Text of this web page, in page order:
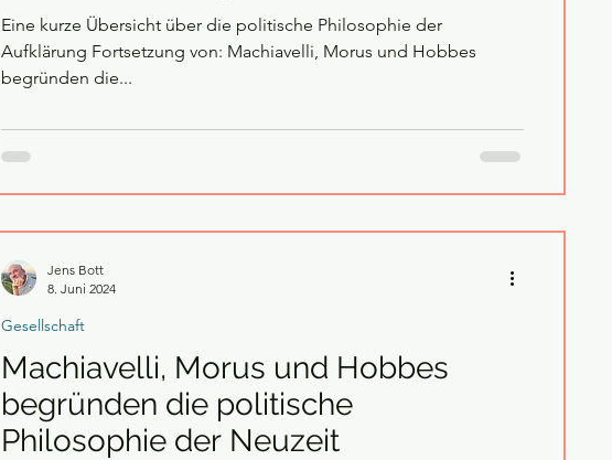
Eine kurze Übersicht über die politische Philosophie der
Aufklärung Fortsetzung von: Machiavelli, Morus und Hobbes
begründen die...
Machiavelli, Morus und Hobbes
begründen die politische
Philosophie der Neuzeit
Gesellschaft
Jens Bott
8. Juni 2024